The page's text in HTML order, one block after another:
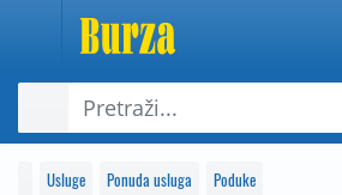
Usluge Ponuda usluga Poduke